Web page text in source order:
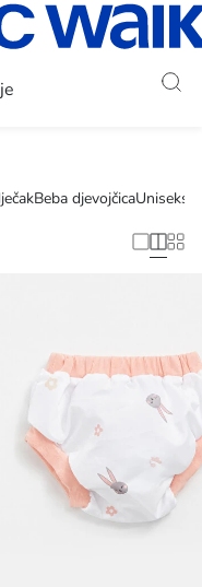
Beba djevojčicaUniseks